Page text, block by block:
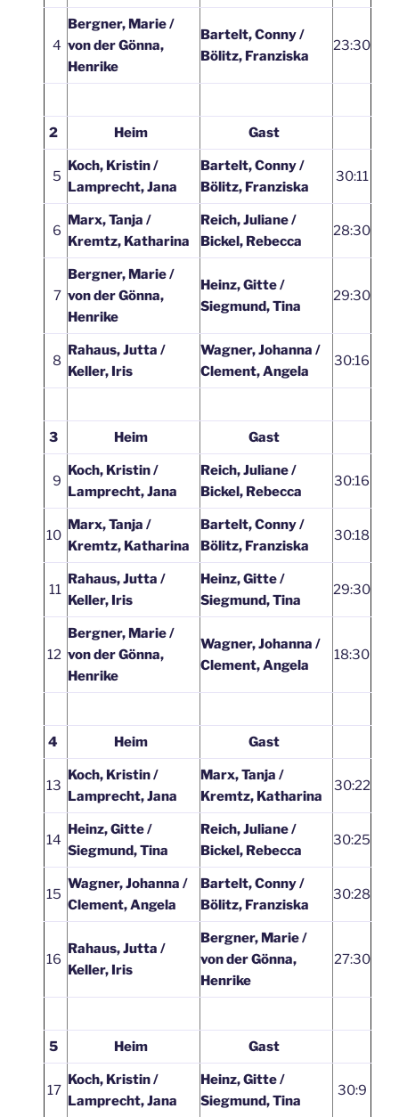
4
Bergner, Marie /
von der Gönna,
Henrike
Bartelt, Conny /
Bölitz, Franziska
23:30
2 Heim Gast
5
Koch, Kristin /
Lamprecht, Jana
Bartelt, Conny /
Bölitz, Franziska
30:11
6
Marx, Tanja /
Kremtz, Katharina
Reich, Juliane /
Bickel, Rebecca
28:30
7
Bergner, Marie /
von der Gönna,
Henrike
Heinz, Gitte /
Siegmund, Tina
29:30
8
Rahaus, Jutta /
Keller, Iris
Wagner, Johanna /
Clement, Angela
30:16
3 Heim Gast
9
Koch, Kristin /
Lamprecht, Jana
Reich, Juliane /
Bickel, Rebecca
30:16
10
Marx, Tanja /
Kremtz, Katharina
Bartelt, Conny /
Bölitz, Franziska
30:18
11
Rahaus, Jutta /
Keller, Iris
Heinz, Gitte /
Siegmund, Tina
29:30
12
Bergner, Marie /
von der Gönna,
Henrike
Wagner, Johanna /
Clement, Angela
18:30
4 Heim Gast
13
Koch, Kristin /
Lamprecht, Jana
Marx, Tanja /
Kremtz, Katharina
30:22
14
Heinz, Gitte /
Siegmund, Tina
Reich, Juliane /
Bickel, Rebecca
30:25
15
Wagner, Johanna /
Clement, Angela
Bartelt, Conny /
Bölitz, Franziska
30:28
16
Rahaus, Jutta /
Keller, Iris
Bergner, Marie /
von der Gönna,
Henrike
27:30
5 Heim Gast
17
Koch, Kristin /
Lamprecht, Jana
Heinz, Gitte /
Siegmund, Tina
30:9